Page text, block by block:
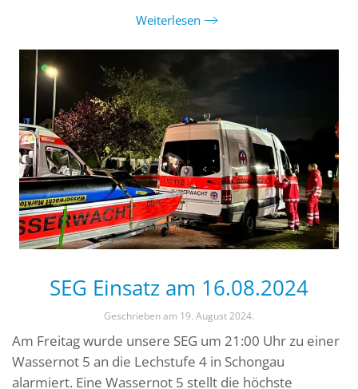
Weiterlesen
SEG Einsatz am 16.08.2024
Geschrieben am 19. August 2024.
Am Freitag wurde unsere SEG um 21:00 Uhr zu einer
Wassernot 5 an die Lechstufe 4 in Schongau
alarmiert. Eine Wassernot 5 stellt die höchste